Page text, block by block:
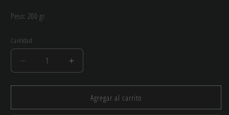
Peso: 200 gr
Cantidad
Reducir
cantidad
para
manual
Aumentar
cantidad
para
Molino
manual
Agregar al carrito